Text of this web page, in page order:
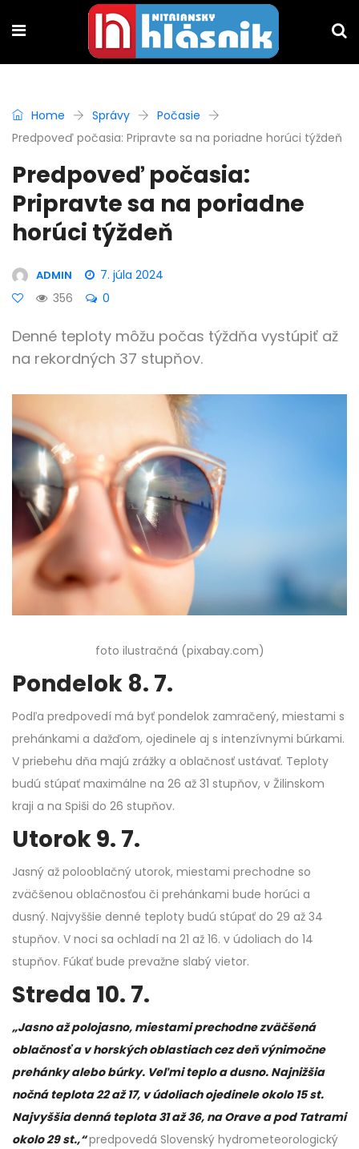
Home Správy
Počasie
Predpoveď počasia: Pripravte sa na poriadne horúci týždeň
Predpoveď počasia:
Pripravte sa na poriadne
horúci týždeň
ADMIN
7. júla 2024
356
0
Denné teploty môžu počas týždňa vystúpiť až
na rekordných 37 stupňov.
foto ilustračná (pixabay.com)
Pondelok 8. 7.
Podľa predpovedí má byť pondelok zamračený, miestami s
prehánkami a dažďom, ojedinele aj s intenzívnymi búrkami.
V priebehu dňa majú zrážky a oblačnosť ustávať. Teploty
budú stúpať maximálne na 26 až 31 stupňov, v Žilinskom
kraji a na Spiši do 26 stupňov.
Utorok 9. 7.
Jasný až polooblačný utorok, miestami prechodne so
zväčšenou oblačnosťou či prehánkami bude horúci a
dusný. Najvyššie denné teploty budú stúpať do 29 až 34
stupňov. V noci sa ochladí na 21 až 16. v údoliach do 14
stupňov. Fúkať bude prevažne slabý vietor.
Streda 10. 7.
„Jasno až polojasno, miestami prechodne zväčšená
oblačnosť a v horských oblastiach cez deň výnimočne
prehánky alebo búrky. Veľmi teplo a dusno. Najnižšia
nočná teplota 22 až 17, v údoliach ojedinele okolo 15 st.
Najvyššia denná teplota 31 až 36, na Orave a pod Tatrami
okolo 29 st.,“predpovedá Slovenský hydrometeorologický